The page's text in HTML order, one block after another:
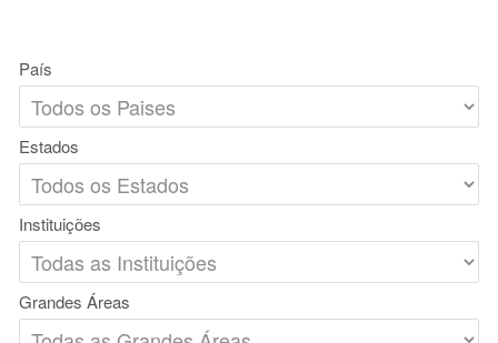
País
Estados
Instituições
Grandes Áreas